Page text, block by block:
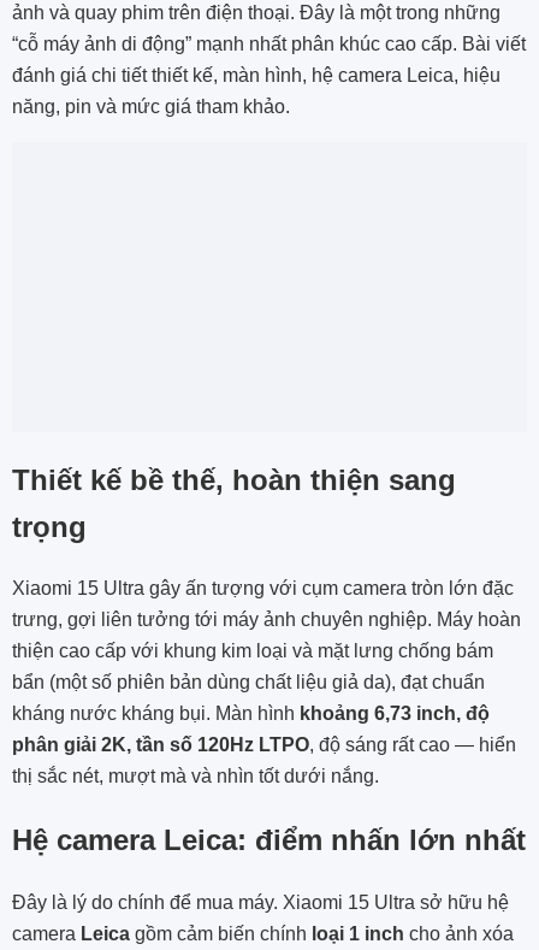
ảnh và quay phim trên điện thoại. Đây là một trong những
“cỗ máy ảnh di động” mạnh nhất phân khúc cao cấp. Bài viết
đánh giá chi tiết thiết kế, màn hình, hệ camera Leica, hiệu
năng, pin và mức giá tham khảo.
Thiết kế bề thế, hoàn thiện sang
trọng
Xiaomi 15 Ultra gây ấn tượng với cụm camera tròn lớn đặc
trưng, gợi liên tưởng tới máy ảnh chuyên nghiệp. Máy hoàn
thiện cao cấp với khung kim loại và mặt lưng chống bám
bẩn (một số phiên bản dùng chất liệu giả da), đạt chuẩn
kháng nước kháng bụi. Màn hình khoảng 6,73 inch, độ
phân giải 2K, tần số 120Hz LTPO, độ sáng rất cao — hiển
thị sắc nét, mượt mà và nhìn tốt dưới nắng.
Hệ camera Leica: điểm nhấn lớn nhất
Đây là lý do chính để mua máy. Xiaomi 15 Ultra sở hữu hệ
camera Leica gồm cảm biến chính loại 1 inch cho ảnh xóa